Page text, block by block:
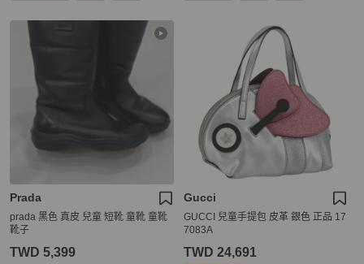
Prada
prada 黑色 真皮 兒童 短靴 童靴 童靴
靴子
TWD 5,399
Gucci
GUCCI 兒童手提包 皮革 銀色 正品 17
7083A
TWD 24,691